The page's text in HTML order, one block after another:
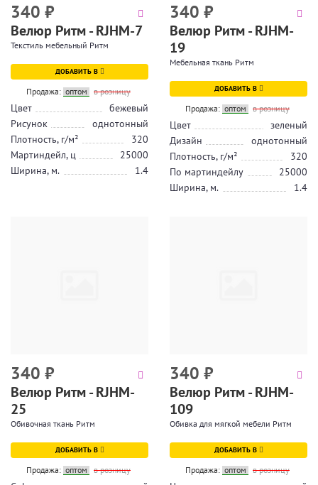
340 ₽
Велюр Ритм - RJHM-7
Текстиль мебельный Ритм
ДОБАВИТЬ В
Продажа: оптом в розницу
Цвет
бежевый
Рисунок
однотонный
Плотность, г/м²
320
Мартиндейл, ц
25000
Ширина, м.
1.4
340 ₽
Велюр Ритм - RJHM-
19
Мебельная ткань Ритм
ДОБАВИТЬ В
Продажа: оптом в розницу
Цвет
зеленый
Дизайн
однотонный
Плотность, г/м²
320
По мартиндейлу
25000
Ширина, м.
1.4
340 ₽
Велюр Ритм - RJHM-
25
Обивочная ткань Ритм
ДОБАВИТЬ В
Продажа: оптом в розницу
340 ₽
Велюр Ритм - RJHM-
109
Обивка для мягкой мебели Ритм
ДОБАВИТЬ В
Продажа: оптом в розницу